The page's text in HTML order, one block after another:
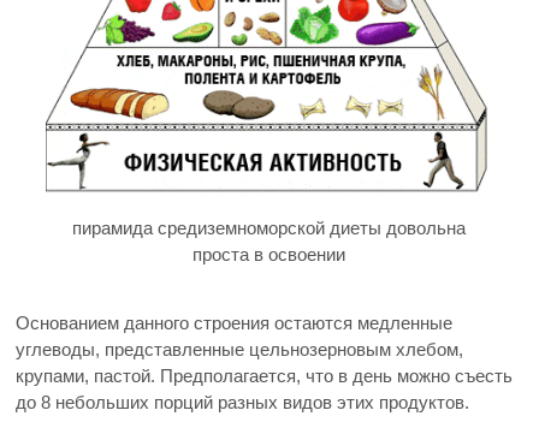
пирамида средиземноморской диеты довольна
проста в освоении
Основанием данного строения остаются медленные
углеводы, представленные цельнозерновым хлебом,
крупами, пастой. Предполагается, что в день можно съесть
до 8 небольших порций разных видов этих продуктов.